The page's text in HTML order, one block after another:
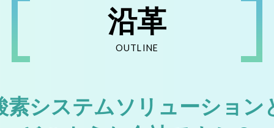
沿革
OUTLINE
素システムソリューション